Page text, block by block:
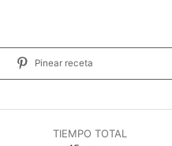
Pinear receta
TIEMPO TOTAL